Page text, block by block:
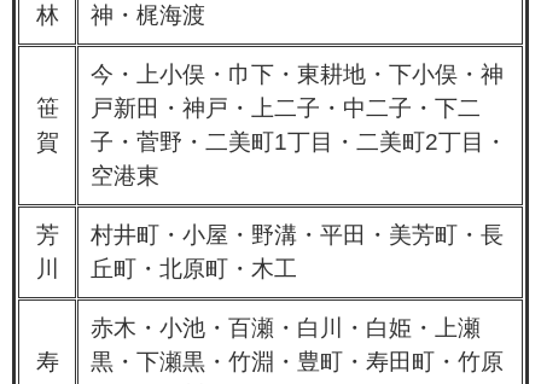
林
神・梶海渡
笹
賀
今・上小俣・巾下・東耕地・下小俣・神
戸新田・神戸・上二子・中二子・下二
子・菅野・二美町1丁目・二美町2丁目・
空港東
芳
川
村井町・小屋・野溝・平田・美芳町・長
丘町・北原町・木工
寿
赤木・小池・百瀬・白川・白姫・上瀬
黒・下瀬黒・竹淵・豊町・寿田町・竹原